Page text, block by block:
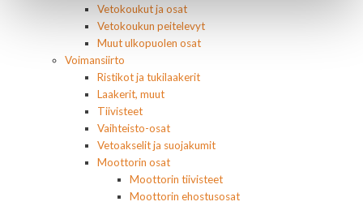
Vetokoukut ja osat
Vetokoukun peitelevyt
Muut ulkopuolen osat
Voimansiirto
Ristikot ja tukilaakerit
Laakerit, muut
Tiivisteet
Vaihteisto-osat
Vetoakselit ja suojakumit
Moottorin osat
Moottorin tiivisteet
Moottorin ehostusosat